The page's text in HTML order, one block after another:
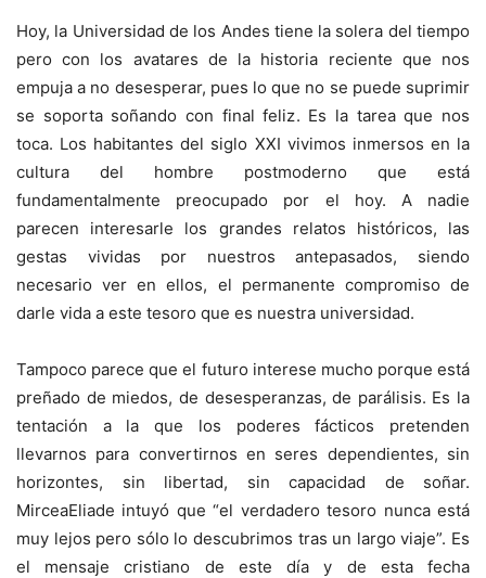
Hoy, la Universidad de los Andes tiene la solera del tiempo
pero con los avatares de la historia reciente que nos
empuja a no desesperar, pues lo que no se puede suprimir
se soporta soñando con final feliz. Es la tarea que nos
toca. Los habitantes del siglo XXI vivimos inmersos en la
cultura del hombre postmoderno que está
fundamentalmente preocupado por el hoy. A nadie
parecen interesarle los grandes relatos históricos, las
gestas vividas por nuestros antepasados, siendo
necesario ver en ellos, el permanente compromiso de
darle vida a este tesoro que es nuestra universidad.
Tampoco parece que el futuro interese mucho porque está
preñado de miedos, de desesperanzas, de parálisis. Es la
tentación a la que los poderes fácticos pretenden
llevarnos para convertirnos en seres dependientes, sin
horizontes, sin libertad, sin capacidad de soñar.
MirceaEliade intuyó que “el verdadero tesoro nunca está
muy lejos pero sólo lo descubrimos tras un largo viaje”. Es
el mensaje cristiano de este día y de esta fecha